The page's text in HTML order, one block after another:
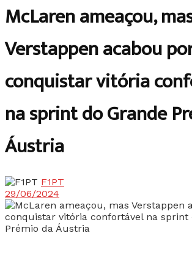
McLaren ameaçou,
Verstappen acabou
conquistar vitória
na sprint do Grande
Áustria
F1PT
29/06/2024